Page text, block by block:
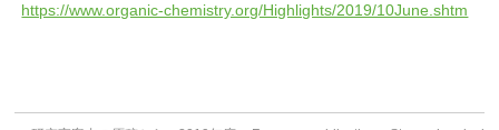
https://www.organic-chemistry.org/Highlights/2019/10June.shtm